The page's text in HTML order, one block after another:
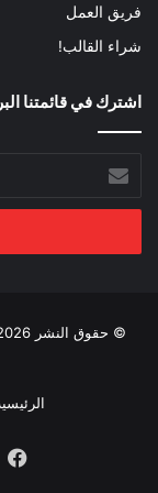
فريق العمل
شراء القالب!
اشترك في قائمتنا
بريدك
الإلكتروني
© حقوق النشر 2026، جميع الحقوق محفوظة |